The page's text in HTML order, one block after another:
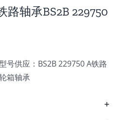
路轴承BS2B 229750
号供应：BS2B 229750 A铁路
箱轴承